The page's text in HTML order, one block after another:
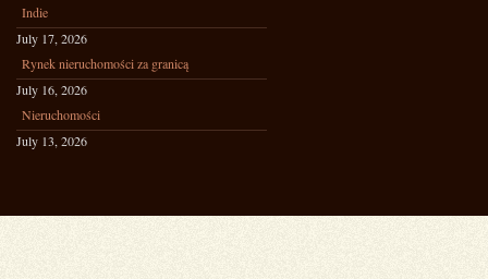
Indie
July 17, 2026
Rynek nieruchomości za granicą
July 16, 2026
Nieruchomości
July 13, 2026